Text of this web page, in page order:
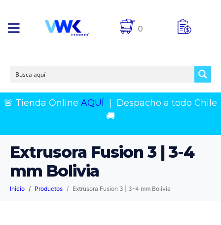
0
🚨 Tienda Online AQUÍ
Despacho a todo Chile
🚚
Extrusora Fusion 3 | 3-4
mm Bolivia
Inicio Productos Extrusora Fusion 3 | 3-4 mm Bolivia